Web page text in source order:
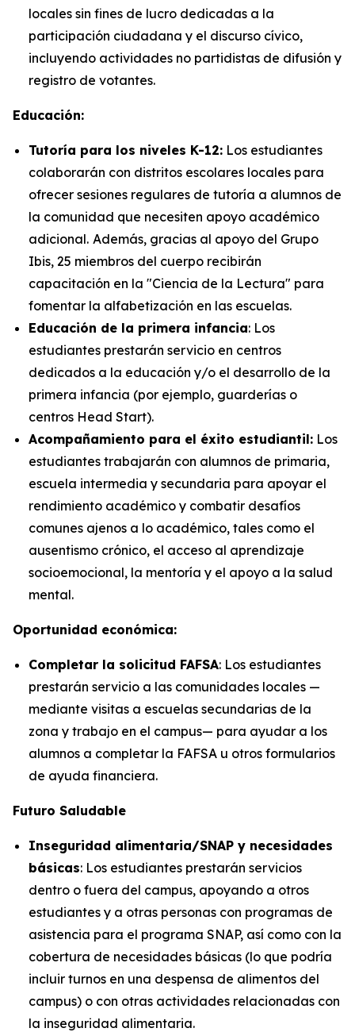
locales sin fines de lucro dedicadas a la
participación ciudadana y el discurso cívico,
incluyendo actividades no partidistas de difusión y
registro de votantes.
Educación:
Tutoría para los niveles K-12: Los estudiantes
colaborarán con distritos escolares locales para
ofrecer sesiones regulares de tutoría a alumnos de
la comunidad que necesiten apoyo académico
adicional. Además, gracias al apoyo del Grupo
Ibis, 25 miembros del cuerpo recibirán
capacitación en la "Ciencia de la Lectura" para
fomentar la alfabetización en las escuelas.
Educación de la primera infancia: Los
estudiantes prestarán servicio en centros
dedicados a la educación y/o el desarrollo de la
primera infancia (por ejemplo, guarderías o
centros Head Start).
Acompañamiento para el éxito estudiantil: Los
estudiantes trabajarán con alumnos de primaria,
escuela intermedia y secundaria para apoyar el
rendimiento académico y combatir desafíos
comunes ajenos a lo académico, tales como el
ausentismo crónico, el acceso al aprendizaje
socioemocional, la mentoría y el apoyo a la salud
mental.
Oportunidad económica:
Completar la solicitud FAFSA: Los estudiantes
prestarán servicio a las comunidades locales —
mediante visitas a escuelas secundarias de la
zona y trabajo en el campus— para ayudar a los
alumnos a completar la FAFSA u otros formularios
de ayuda financiera.
Futuro Saludable
Inseguridad alimentaria/SNAP y necesidades
básicas: Los estudiantes prestarán servicios
dentro o fuera del campus, apoyando a otros
estudiantes y a otras personas con programas de
asistencia para el programa SNAP, así como con la
cobertura de necesidades básicas (lo que podría
incluir turnos en una despensa de alimentos del
campus) o con otras actividades relacionadas con
la inseguridad alimentaria.